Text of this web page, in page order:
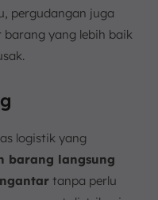
pergudangan juga
yang lebih baik
logistik yang
barang langsung
tanpa perlu